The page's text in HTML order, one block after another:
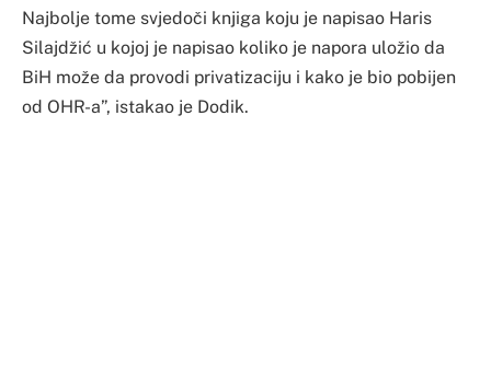
Najbolje tome svjedoči knjiga koju je napisao Haris
Silajdžić u kojoj je napisao koliko je napora uložio da
BiH može da provodi privatizaciju i kako je bio pobijen
od OHR-a”, istakao je Dodik.